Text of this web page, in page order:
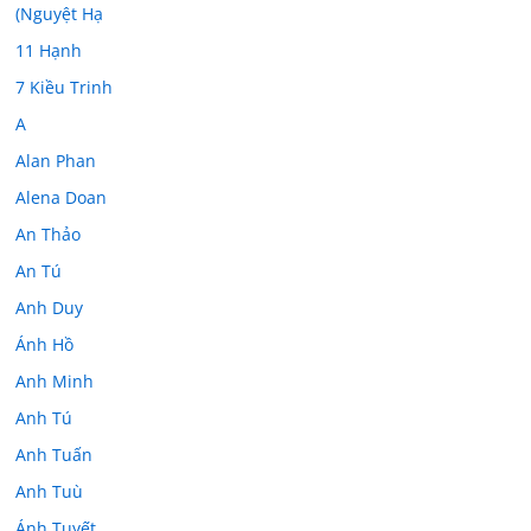
(Nguyệt Hạ
11 Hạnh
7 Kiều Trinh
A
Alan Phan
Alena Doan
An Thảo
An Tú
Anh Duy
Ánh Hồ
Anh Minh
Anh Tú
Anh Tuấn
Anh Tuù